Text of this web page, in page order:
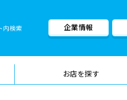
内検索 企業情報
お店を探す
車検料金・メニュー